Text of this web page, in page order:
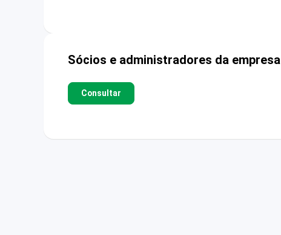
Sócios e administradores da empresa
Consultar